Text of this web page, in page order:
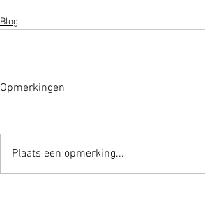
Blog
Opmerkingen
Plaats een opmerking...